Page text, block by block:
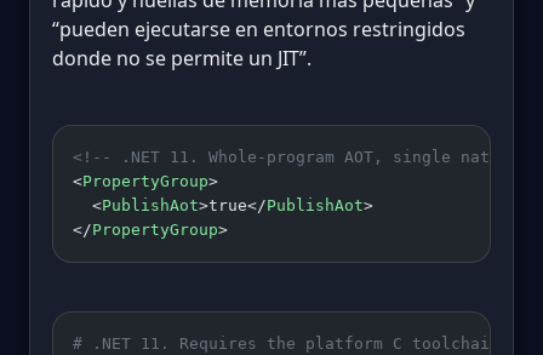
“pueden ejecutarse en entornos restringidos
donde no se permite un JIT”.
<!-- .NET 11. Whole-program AOT, single
<PropertyGroup>
  <
PublishAot>true</PublishAot>
</PropertyGroup>
# .NET 11. Requires the platform C toolchain